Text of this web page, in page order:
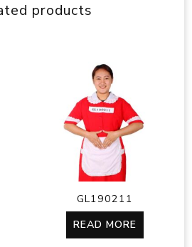
products
GL190211
READ MORE